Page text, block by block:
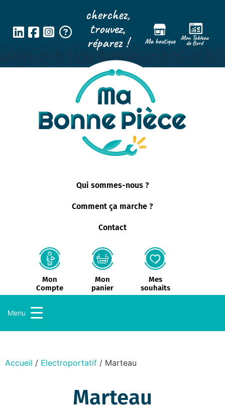
cherchez,
trouvez,
réparez !
Qui sommes-nous ?
Comment ça marche ?
Contact
Mon
Compte
Mon
panier
Mes
souhaits
Menu
Accueil / Electroportatif / Marteau
Marteau